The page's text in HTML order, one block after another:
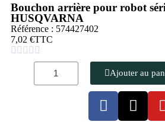
Bouchon arrière pour robot
HUSQVARNA
Référence : 574427402
7,02 €TTC
    
Ajouter au